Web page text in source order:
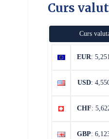
Curs
Curs
EUR:
USD:
CHF:
GBP: